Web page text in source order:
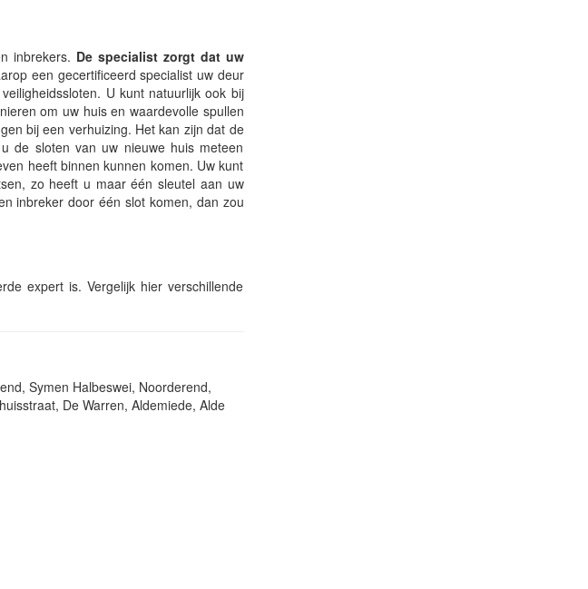
inbrekers. De specialist zorgt dat uw
een gecertificeerd specialist uw deur
U kunt natuurlijk ook bij
om uw huis en waardevolle spullen
bij een verhuizing. Het kan zijn dat de
de sloten van uw nieuwe huis meteen
heeft binnen kunnen komen. Uw kunt
zo heeft u maar één sleutel aan uw
inbreker door één slot komen, dan zou
expert is. Vergelijk hier verschillende
Symen Halbeswei, Noorderend,
De Warren, Aldemiede, Alde